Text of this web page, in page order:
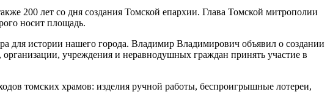
200 лет со дня создания Томской епархии. Глава Томской митрополии
носит площадь.
для истории нашего города. Владимир Владимирович объявил о создании
учреждения и неравнодушных граждан принять участие в
томских храмов: изделия ручной работы, беспроигрышные лотереи,